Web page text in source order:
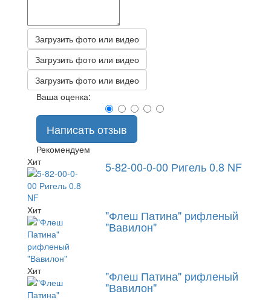
Загрузить фото или видео
Загрузить фото или видео
Загрузить фото или видео
Ваша оценка:
Написать отзыв
Рекомендуем
Хит
5-82-00-0-00 Ригель 0.8 NF
Хит "Флеш Патина" рифленый
"Вавилон"
Хит "Флеш Патина" рифленый
"Вавилон"